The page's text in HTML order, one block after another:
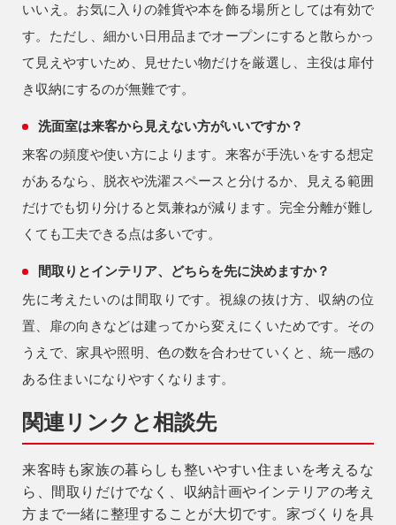
いいえ。お気に入りの雑貨や本を飾る場所としては有効で
す。ただし、細かい日用品までオープンにすると散らかっ
て見えやすいため、見せたい物だけを厳選し、主役は扉付
き収納にするのが無難です。
洗面室は来客から見えない方がいいですか？
来客の頻度や使い方によります。来客が手洗いをする想定
があるなら、脱衣や洗濯スペースと分けるか、見える範囲
だけでも切り分けると気兼ねが減ります。完全分離が難し
くても工夫できる点は多いです。
間取りとインテリア、どちらを先に決めますか？
先に考えたいのは間取りです。視線の抜け方、収納の位
置、扉の向きなどは建ってから変えにくいためです。その
うえで、家具や照明、色の数を合わせていくと、統一感の
ある住まいになりやすくなります。
関連リンクと相談先
来客時も家族の暮らしも整いやすい住まいを考えるな
ら、間取りだけでなく、収納計画やインテリアの考え
方まで一緒に整理することが大切です。家づくりを具